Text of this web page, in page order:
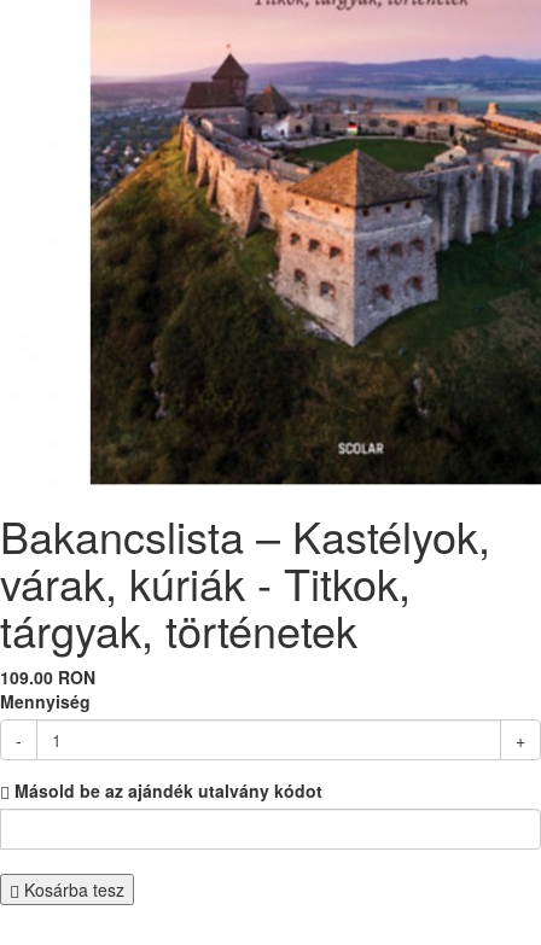
Bakancslista – Kastélyok,
várak, kúriák - Titkok,
tárgyak, történetek
109.00 RON
Mennyiség
-
+
Másold be az ajándék utalvány kódot
Kosárba tesz